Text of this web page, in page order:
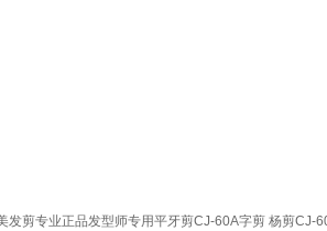
发剪专业正品发型师专用平牙剪CJ-60A字剪 杨剪CJ-